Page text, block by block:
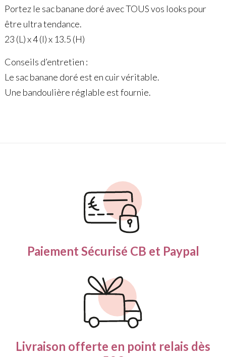
Portez le sac banane doré avec TOUS vos looks pour
être ultra tendance.
23 (L) x 4 (l) x 13.5 (H)
Conseils d’entretien :
Le sac banane doré est en cuir véritable.
Une bandoulière réglable est fournie.
Paiement Sécurisé CB et Paypal
Livraison offerte en point relais dès